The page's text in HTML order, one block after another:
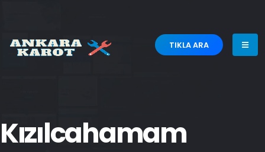
TIKLA ARA
Kızılcahamam